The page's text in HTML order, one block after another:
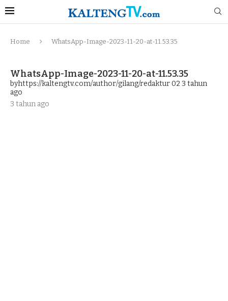
Home WhatsApp-Image-2023-11-20-at-11.53.35
WhatsApp-Image-2023-11-20-at-11.53.35
byhttps://kaltengtv.com/author/gilang/redaktur 02 3 tahun
ago
3 tahun ago